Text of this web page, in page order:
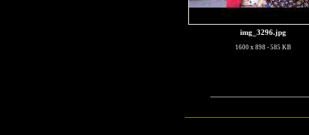
img_3296.jpg
1600 x 898 - 585 KB